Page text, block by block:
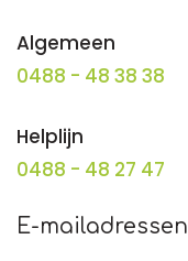
Algemeen
0488 - 48 38 38
Helplijn
0488 - 48 27 47
E-mailadressen